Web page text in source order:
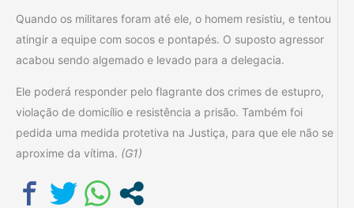
Quando os militares foram até ele, o homem resistiu, e tentou
atingir a equipe com socos e pontapés. O suposto agressor
acabou sendo algemado e levado para a delegacia.
Ele poderá responder pelo flagrante dos crimes de estupro,
violação de domicílio e resistência a prisão. Também foi
pedida uma medida protetiva na Justiça, para que ele não se
aproxime da vítima. (G1)